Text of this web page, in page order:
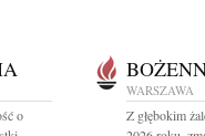
o
WARSZAWA
Z głębokim